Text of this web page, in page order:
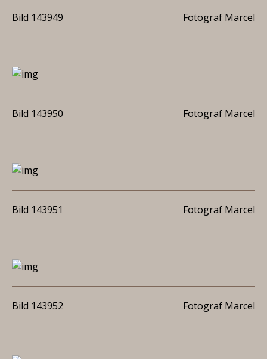
Bild 143949 Fotograf Marcel
Bild 143950 Fotograf Marcel
Bild 143951 Fotograf Marcel
Bild 143952 Fotograf Marcel